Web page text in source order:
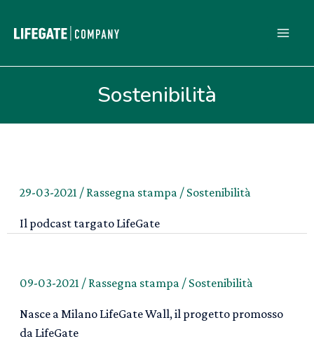
Sostenibilità
29-03-2021 /Rassegna stampa / Sostenibilità
Il podcast targato LifeGate
09-03-2021 /Rassegna stampa / Sostenibilità
Nasce a Milano LifeGate Wall, il progetto promosso
da LifeGate